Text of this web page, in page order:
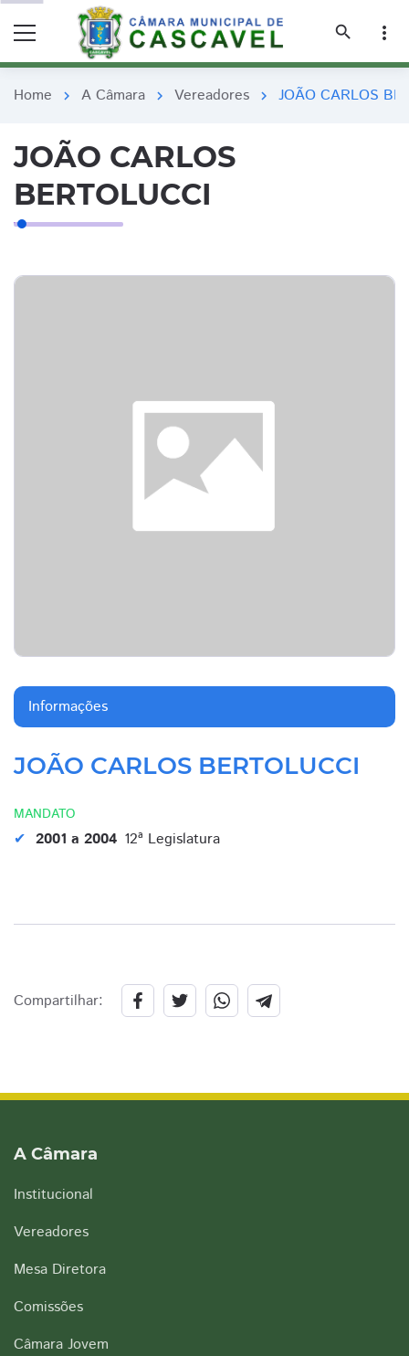
search
more_vert
Home chevron_right A Câmara chevron_right Vereadores chevron_right JOÃO CARLOS
JOÃO CARLOS
BERTOLUCCI
Informações
JOÃO CARLOS BERTOLUCCI
MANDATO
2001 a 2004 12ª Legislatura
Compartilhar:
A Câmara
Institucional
Vereadores
Mesa Diretora
Comissões
Câmara Jovem